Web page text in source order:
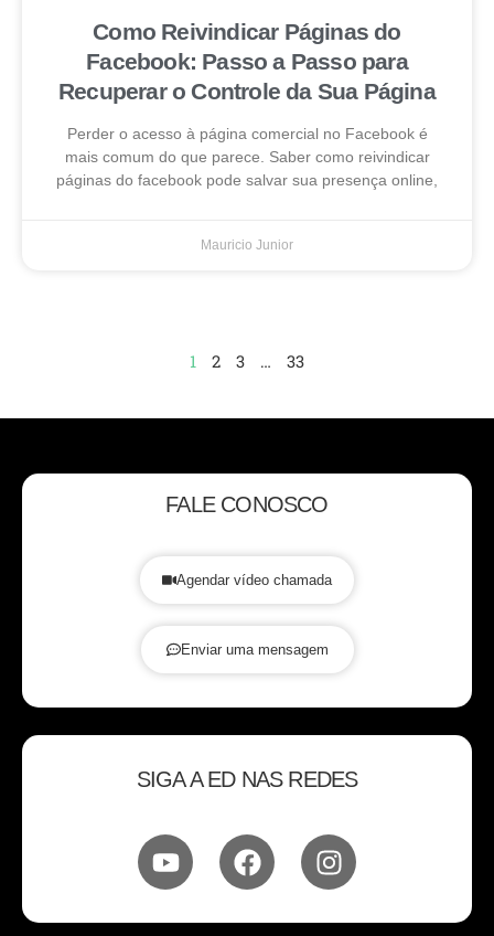
Como Reivindicar Páginas do
Facebook: Passo a Passo para
Recuperar o Controle da Sua Página
Perder o acesso à página comercial no Facebook é
mais comum do que parece. Saber como reivindicar
páginas do facebook pode salvar sua presença online,
Mauricio Junior
1 2 3 … 33
FALE CONOSCO
Agendar vídeo chamada
Enviar uma mensagem
SIGA A ED NAS REDES